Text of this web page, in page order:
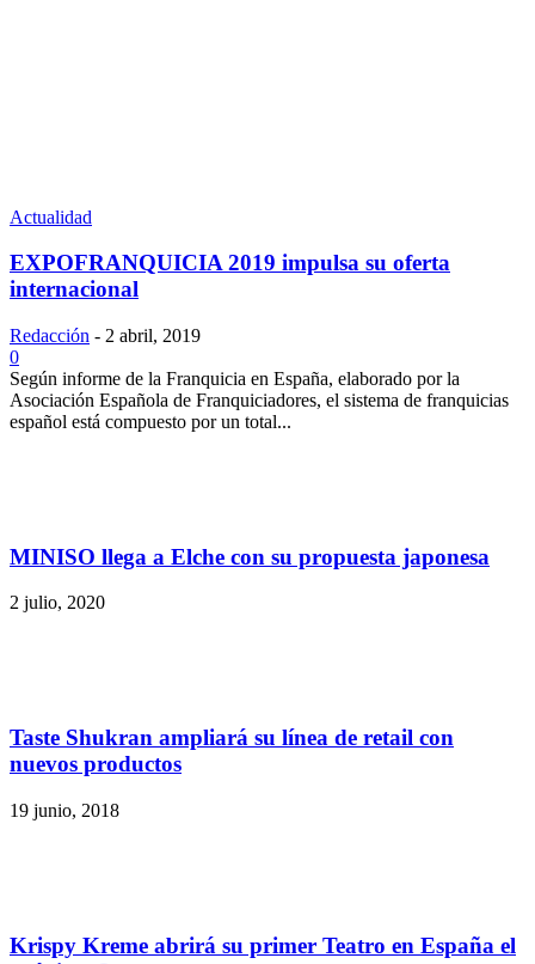
Actualidad
EXPOFRANQUICIA 2019 impulsa su oferta
internacional
Redacción - 2 abril, 2019
0
Según informe de la Franquicia en España, elaborado por la
Asociación Española de Franquiciadores, el sistema de franquicias
español está compuesto por un total...
MINISO llega a Elche con su propuesta japonesa
2 julio, 2020
Taste Shukran ampliará su línea de retail con
nuevos productos
19 junio, 2018
Krispy Kreme abrirá su primer Teatro en España el